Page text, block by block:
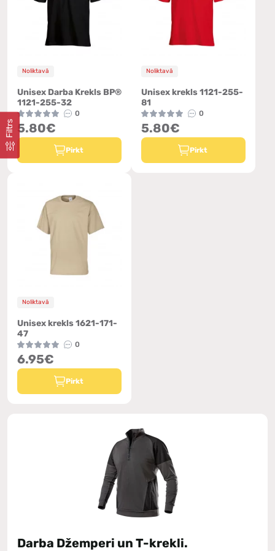
Filtrs
Noliktavā
Unisex Darba Krekls BP®
1121-255-32
0
5.80€
Pirkt
Noliktavā
Unisex krekls 1121-255-
81
0
5.80€
Pirkt
Noliktavā
Unisex krekls 1621-171-
47
0
6.95€
Pirkt
Darba Džemperi un T-krekli.